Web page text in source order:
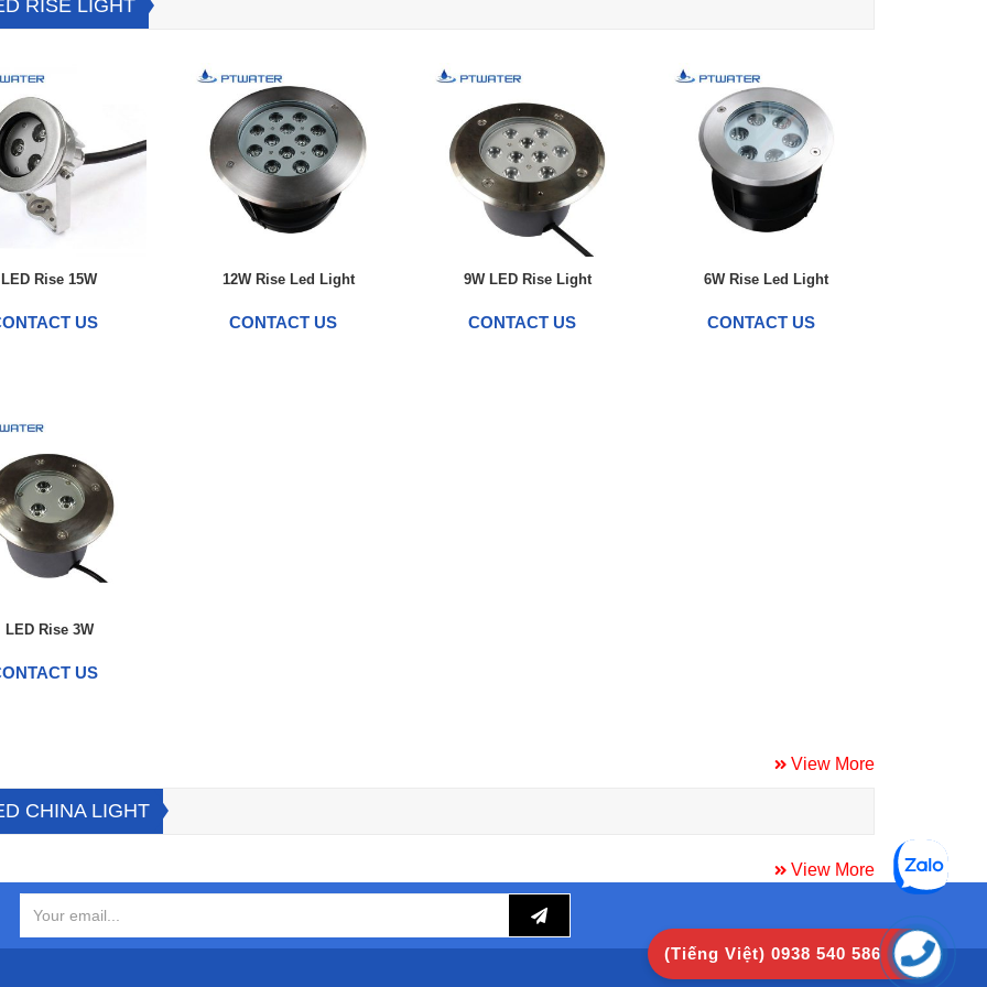
RISE LIGHT
LED Rise 15W
US
12W Rise Led Light
CONTACT US
9W LED Rise Light
CONTACT US
6W Rise Led Light
CONTACT US
LED Rise 3W
US
View More
CHINA LIGHT
View More
(Tiếng Việt) 0938 540 586